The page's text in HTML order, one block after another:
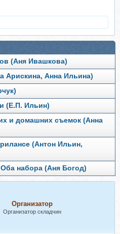
(Аня Ивашкова)
Арискина, Анна Ильина)
(Е.П. Ильин)
и домашних съемок (Анна
(Антон Ильин,
набора (Аня Богод)
Организатор
Организатор складчин